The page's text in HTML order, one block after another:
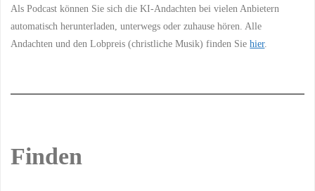
Als Podcast können Sie sich die KI-Andachten bei vielen Anbietern
automatisch herunterladen, unterwegs oder zuhause hören. Alle
Andachten und den Lobpreis (christliche Musik) finden Siehier.
Finden